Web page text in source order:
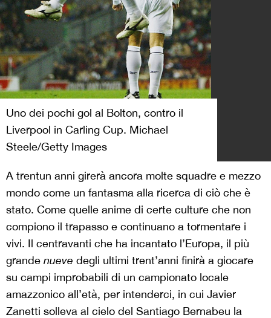
Uno dei pochi gol al Bolton, contro il
Liverpool in Carling Cup. Michael
Steele/Getty Images
A trentun anni girerà ancora molte squadre e mezzo
mondo come un fantasma alla ricerca di ciò che è
stato. Come quelle anime di certe culture che non
compiono il trapasso e continuano a tormentare i
vivi. Il centravanti che ha incantato l’Europa, il più
grande nueve degli ultimi trent’anni finirà a giocare
su campi improbabili di un campionato locale
amazzonico all’età, per intenderci, in cui Javier
Zanetti solleva al cielo del Santiago Bernabeu la